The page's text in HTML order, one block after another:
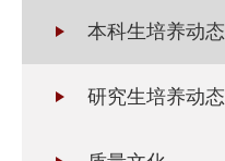
本科生培养动态
研究生培养动态